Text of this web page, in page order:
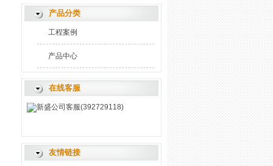
产品分类
工程案例
产品中心
在线客服
新盛公司客服(392729118)
友情链接